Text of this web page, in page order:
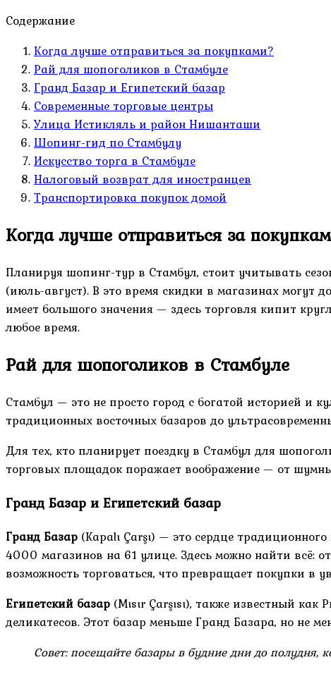
Содержание
Когда лучше отправиться за покупками?
Рай для шопоголиков в Стамбуле
Гранд Базар и Египетский базар
Современные торговые центры
Улица Истикляль и район Нишанташи
Шопинг-гид по Стамбулу
Искусство торга в Стамбуле
Налоговый возврат для иностранцев
Транспортировка покупок домой
Когда лучше отправиться за
Планируя шопинг-тур в Стамбул, стоит учитывать
(июль-август). В это время скидки в магазинах могут
имеет большого значения — здесь торговля кипит
любое время.
Рай для шопоголиков в Стамбуле
Стамбул — это не просто город с богатой историей и
традиционных восточных базаров до
Для тех, кто планирует поездку в Стамбул для
торговых площадок поражает воображение — от
Гранд Базар и Египетский базар
Гранд Базар (Kapalı Çarşı) — это сердце
4000 магазинов на 61 улице. Здесь можно найти всё:
возможность торговаться, что превращает покупки в
Египетский базар (Mısır Çarşısı), также известный
деликатесов. Этот базар меньше Гранд Базара, но не
Совет: посещайте базары в будние дни до полудня,